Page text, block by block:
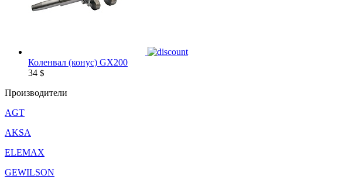
Коленвал (конус) GX200
34 $
Производители
AGT
AKSA
ELEMAX
GEWILSON